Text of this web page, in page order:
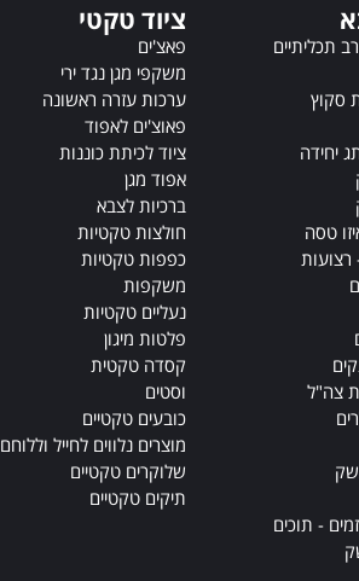
תכליתיים
סקוץ
יחידה
טסה
צה"ל
- תוכים
ציוד טקטי
פאצ'ים
משקפי מגן נגד ירי
ערכות עזרה ראשונה
פאוצ'ים לאפוד
ציוד לכיתת כוננות
אפוד מגן
ברכיות לצבא
חולצות טקטיות
כפפות טקטיות
משקפות
נעליים טקטיות
פלטות מיגון
קסדה טקטית
וסטים
כובעים טקטיים
מוצרים נלווים לחייל וללוחם
שלוקרים טקטיים
תיקים טקטיים